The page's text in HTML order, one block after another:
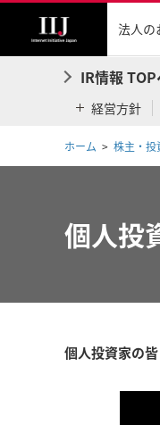
法人の
IR情報
経営方針
ホーム 株主・投
個人投
個人投資家の